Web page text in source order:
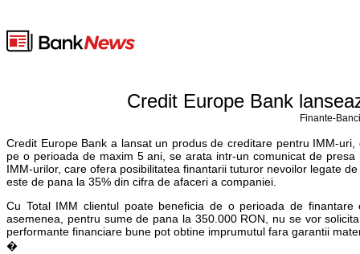
Credit Europe Bank
Finante-
Credit Europe Bank a lansat un produs de creditare pentru IMM-
pe o perioada de maxim 5 ani, se arata intr-un comunicat de
IMM-urilor, care ofera posibilitatea finantarii tuturor nevoilor legate
este de pana la 35% din cifra de afaceri a companiei.
Cu Total IMM clientul poate beneficia de o perioada de
asemenea, pentru sume de pana la 350.000 RON, nu se vor
performante financiare bune pot obtine imprumutul fara garantii
�